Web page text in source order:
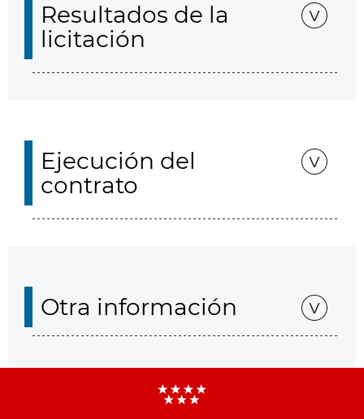
Resultados de la
licitación
Ejecución del
contrato
Otra información